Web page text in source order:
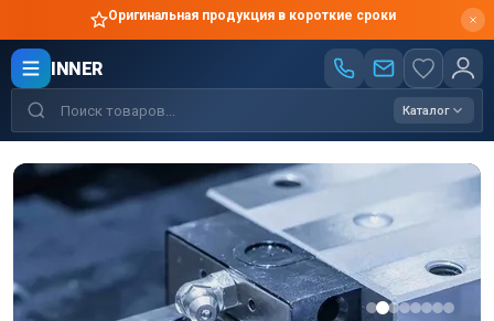
Оригинальная продукция в короткие сроки
INNER
Каталог